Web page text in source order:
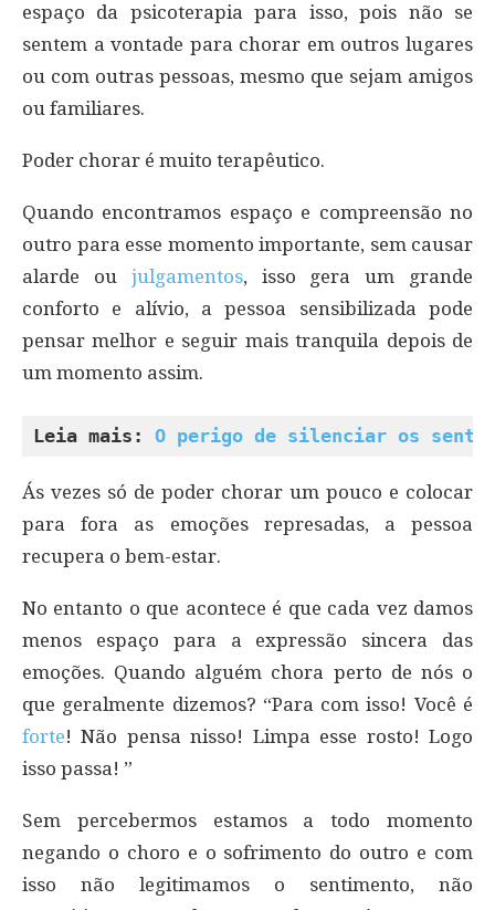
espaço da psicoterapia para isso, pois não se
sentem a vontade para chorar em outros lugares
ou com outras pessoas, mesmo que sejam amigos
ou familiares.
Poder chorar é muito terapêutico.
Quando encontramos espaço e compreensão no
outro para esse momento importante, sem causar
alarde ou julgamentos, isso gera um grande
conforto e alívio, a pessoa sensibilizada pode
pensar melhor e seguir mais tranquila depois de
um momento assim.
Leia mais: O perigo de silenciar os
Ás vezes só de poder chorar um pouco e colocar
para fora as emoções represadas, a pessoa
recupera o bem-estar.
No entanto o que acontece é que cada vez damos
menos espaço para a expressão sincera das
emoções. Quando alguém chora perto de nós o
que geralmente dizemos? “Para com isso! Você é
forte! Não pensa nisso! Limpa esse rosto! Logo
isso passa! ”
Sem percebermos estamos a todo momento
negando o choro e o sofrimento do outro e com
isso não legitimamos o sentimento, não